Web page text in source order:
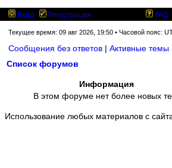
Вход Регистрация FAQ
Текущее время: 09 авг 2026, 19:50 • Часовой пояс:
Сообщения без ответов | Активные темы
Список форумов
Информация
В этом форуме нет более новых
Использование любых материалов с